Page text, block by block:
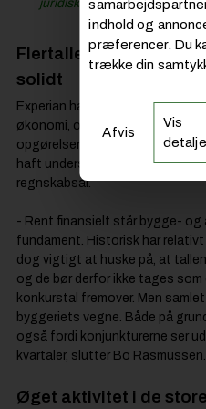
juridisk styret rekonstruktion
Flertallet af
solidt
Experian har også analyseret
økonomi, og tallene peger på
opgørelsen har 15,1 % af
haft underskud eller negativ
regnskabsår.
- Rent finansielt står bygge-
fundament. Historisk har
dog vigtigt at huske på, at
og de bør derfor ikke tages
konkurstal fremover. Men
byggeriets vegne. Både på
også fordi konjunkturerne ser
kvartaler, slutter Bo Rasmussen.
Øget aktivitet i de
indhold og
præferencer. Du
trække din
Afvis
Vis